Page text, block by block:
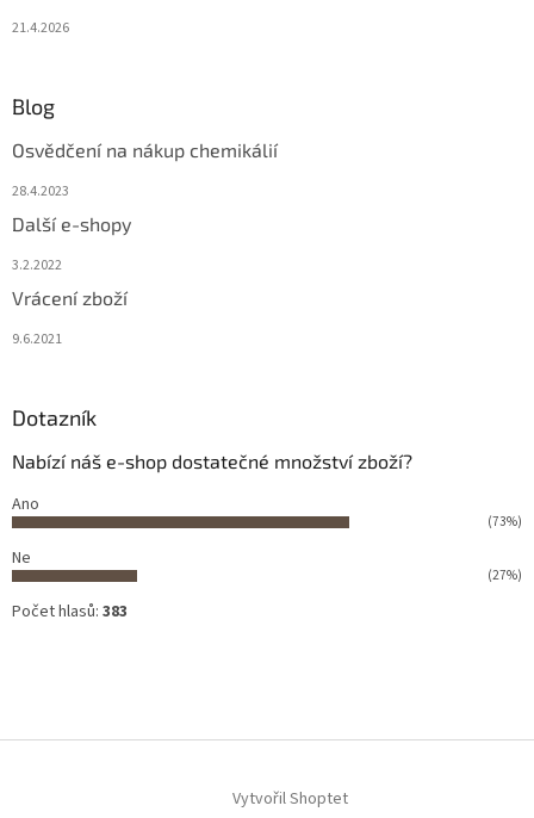
21.4.2026
Blog
Osvědčení na nákup chemikálií
28.4.2023
Další e-shopy
3.2.2022
Vrácení zboží
9.6.2021
Dotazník
Nabízí náš e-shop dostatečné množství zboží?
Ano
(73%)
Ne
(27%)
Počet hlasů: 383
Vytvořil Shoptet